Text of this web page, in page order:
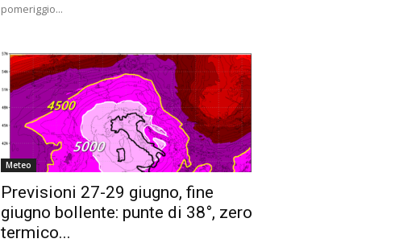
pomeriggio...
Meteo
Previsioni 27-29 giugno, fine
giugno bollente: punte di 38°, zero
termico...